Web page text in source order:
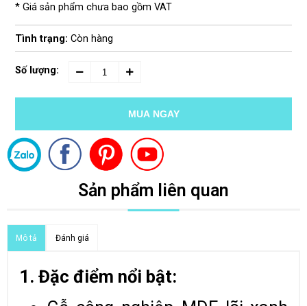
* Giá sản phẩm chưa bao gồm VAT
Tình trạng: Còn hàng
Số lượng:
MUA NGAY
Sản phẩm liên quan
Mô tả Đánh giá
1. Đặc điểm nổi bật: